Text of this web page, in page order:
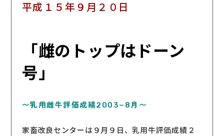
平成１５年９月２０日
「雌のトップはドーン
号」
〜乳用雌牛評価成績2003−8月〜
家畜改良センターは９月９日、乳用牛評価成績２